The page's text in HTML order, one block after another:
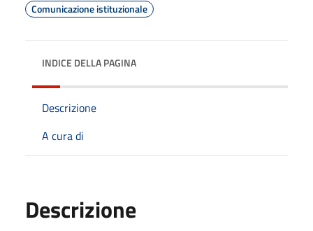
Comunicazione istituzionale
INDICE DELLA PAGINA
Descrizione
A cura di
Descrizione